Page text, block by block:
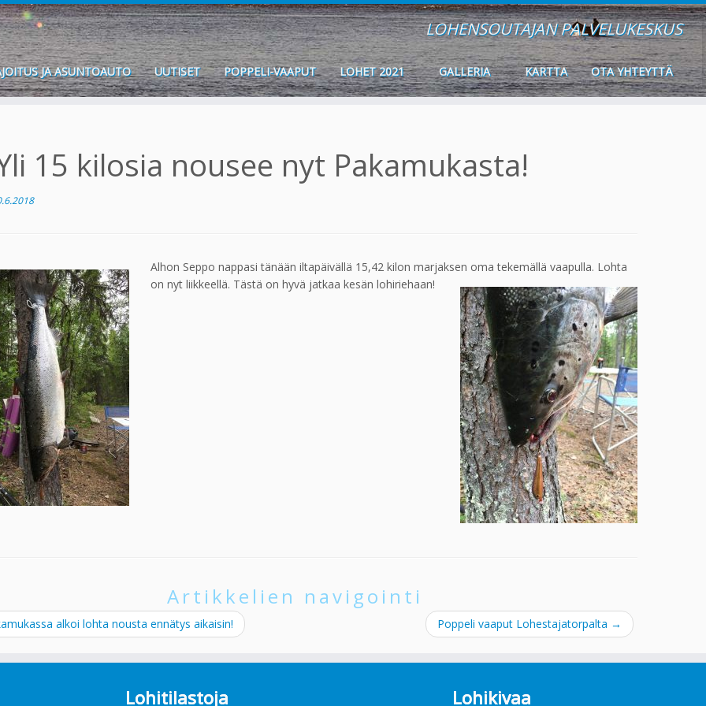
LOHENSOUTAJAN PALVELUKESKUS
JA ASUNTOAUTO UUTISET POPPELI-VAAPUT LOHET 2021 GALLERIA KARTTA OTA YHTEYTTÄ
15 kilosia nousee nyt Pakamukasta!
Alhon Seppo nappasi tänään iltapäivällä 15,42 kilon marjaksen oma tekemällä vaapulla. Lohta
on nyt liikkeellä. Tästä on hyvä jatkaa kesän lohiriehaan!
Artikkelien navigointi
alkoi lohta nousta ennätys aikaisin! Poppeli vaaput Lohestajatorpalta →
Lohitilastoja Lohikivaa